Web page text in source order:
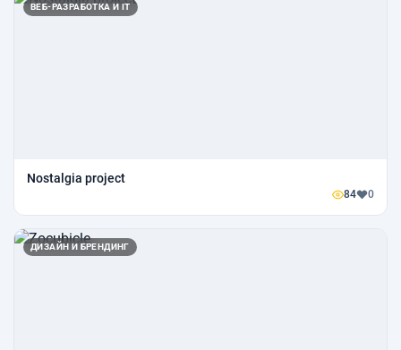
ВЕБ-РАЗРАБОТКА И IT
Nostalgia project
84 0
ДИЗАЙН И БРЕНДИНГ